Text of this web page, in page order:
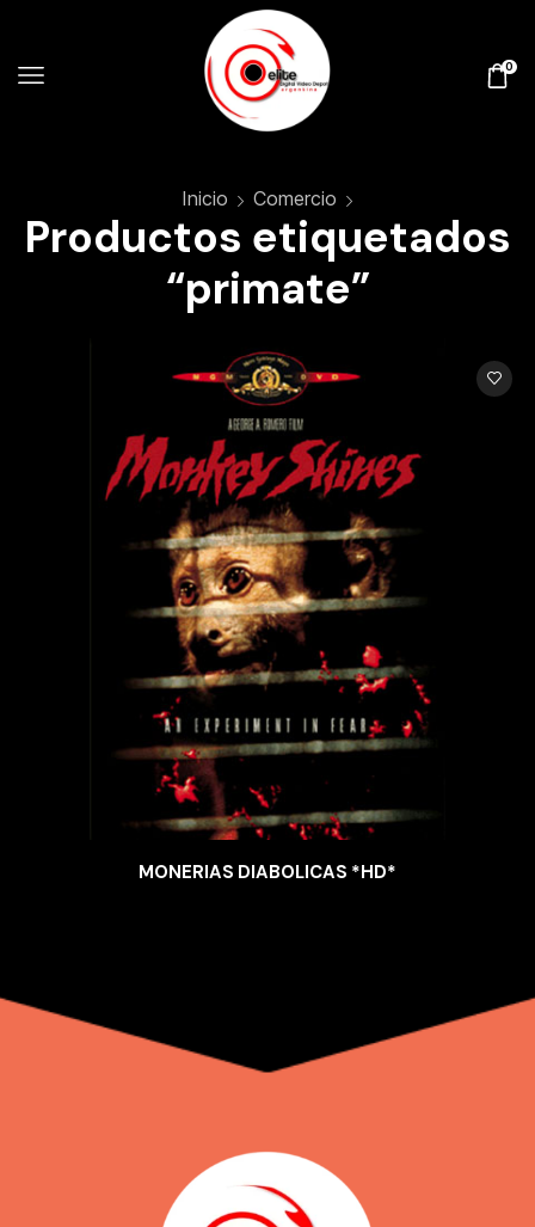
0
Inicio Comercio
Productos etiquetados
“primate”
MONERIAS DIABOLICAS *HD*